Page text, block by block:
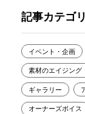
記事カテゴリ
イベント・企画
素材のエイジング
ギャラリー
オーナーズボイス